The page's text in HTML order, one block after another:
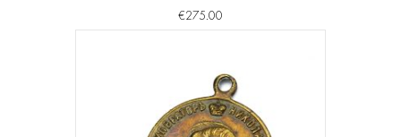
€275.00